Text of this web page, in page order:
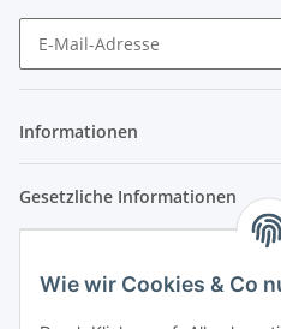
Wie wir Cookies & Co
Informationen
Gesetzliche Informationen